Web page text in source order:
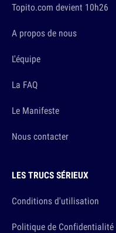
Topito.com devient 10h26
A propos de nous
L'équipe
La FAQ
Le Manifeste
Nous contacter
LES TRUCS SÉRIEUX
Conditions d'utilisation
Politique de Confidentialité